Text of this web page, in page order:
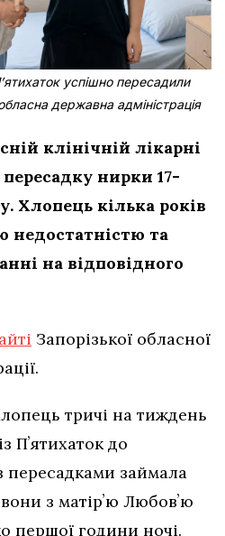
успішно пересадили
державна адміністрація
клінічній лікарні
нирки 17-
Хлопець кілька років
недостатністю та
на відповідного
Запорізької обласної
тричі на тиждень
Пʼятихаток до
пересадками займала
з матірʼю Любовʼю
першої години ночі.